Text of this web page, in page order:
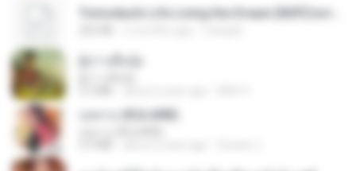
กุหลาบ (KULARB)